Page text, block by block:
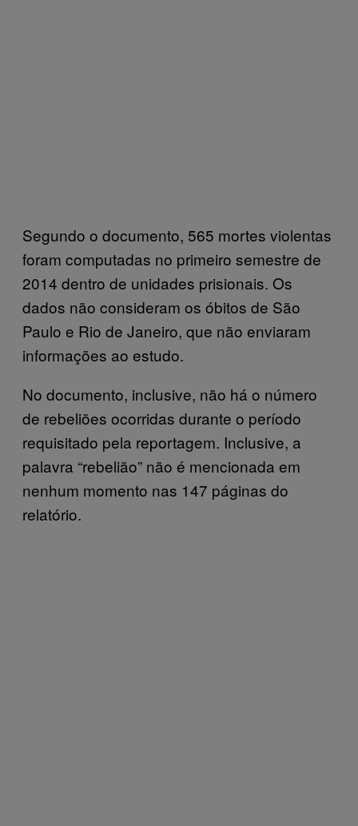
Segundo o documento, 565 mortes violentas
foram computadas no primeiro semestre de
2014 dentro de unidades prisionais. Os
dados não consideram os óbitos de São
Paulo e Rio de Janeiro, que não enviaram
informações ao estudo.
No documento, inclusive, não há o número
de rebeliões ocorridas durante o período
requisitado pela reportagem. Inclusive, a
palavra “rebelião” não é mencionada em
nenhum momento nas 147 páginas do
relatório.